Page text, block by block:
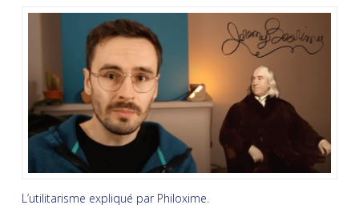
L’utilitarisme expliqué par Philoxime.